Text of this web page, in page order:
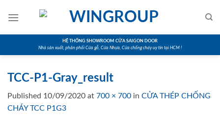
HỆ THỐNG SHOWROOM CỬA SAIGON DOOR
Nhà sản xuất, phân phối Cửa gỗ, Cửa Nhựa, Cửa chống cháy uy tín tại HCM !
TCC-P1-Gray_result
Published 10/09/2020 at 700 × 700 in CỬA THÉP CHỐNG
CHÁY TCC P1G3